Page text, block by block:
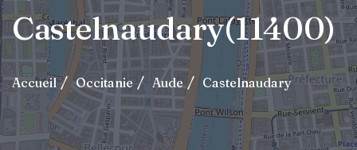
Castelnaudary(11400)
Accueil Occitanie Aude Castelnaudary